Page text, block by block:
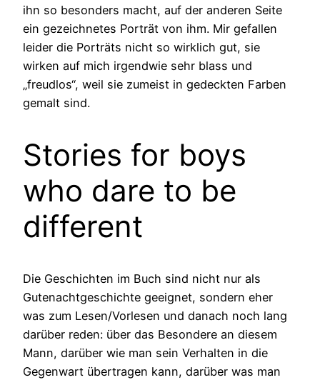
ihn so besonders macht, auf der anderen Seite
ein gezeichnetes Porträt von ihm. Mir gefallen
leider die Porträts nicht so wirklich gut, sie
wirken auf mich irgendwie sehr blass und
„freudlos“, weil sie zumeist in gedeckten Farben
gemalt sind.
Stories for boys
who dare to be
different
Die Geschichten im Buch sind nicht nur als
Gutenachtgeschichte geeignet, sondern eher
was zum Lesen/Vorlesen und danach noch lang
darüber reden: über das Besondere an diesem
Mann, darüber wie man sein Verhalten in die
Gegenwart übertragen kann, darüber was man